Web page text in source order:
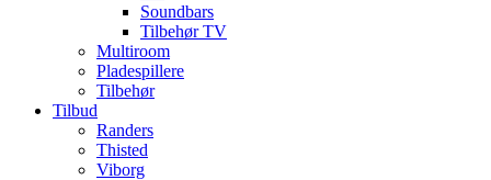
Soundbars
Tilbehør TV
Multiroom
Pladespillere
Tilbehør
Tilbud
Randers
Thisted
Viborg